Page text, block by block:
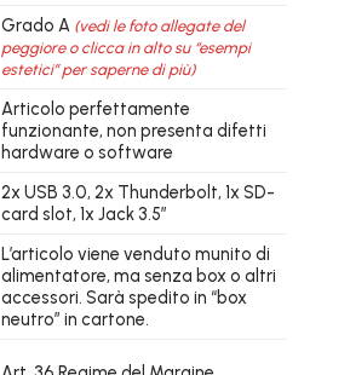
Grado A (vedi le foto allegate del
peggiore o clicca in alto su “esempi
estetici” per saperne di più)
Articolo perfettamente
funzionante, non presenta difetti
hardware o software
2x USB 3.0, 2x Thunderbolt, 1x SD-
card slot, 1x Jack 3.5″
L’articolo viene venduto munito di
alimentatore, ma senza box o altri
accessori. Sarà spedito in “box
neutro” in cartone.